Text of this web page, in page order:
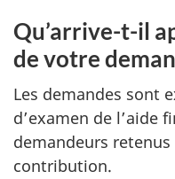
Qu’arrive-t-il
de votre
Les demandes sont
d’examen de l’aide
demandeurs
contribution.